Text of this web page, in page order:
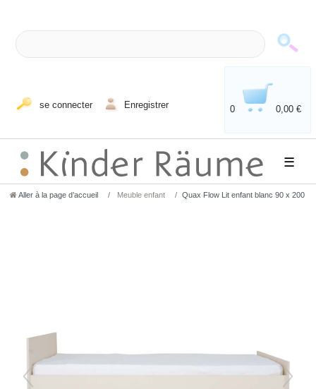
se connecter Enregistrer 0 0,00 €
☰
Aller à la page d’accueil Meuble enfant Quax Flow Lit enfant blanc 90 x 200